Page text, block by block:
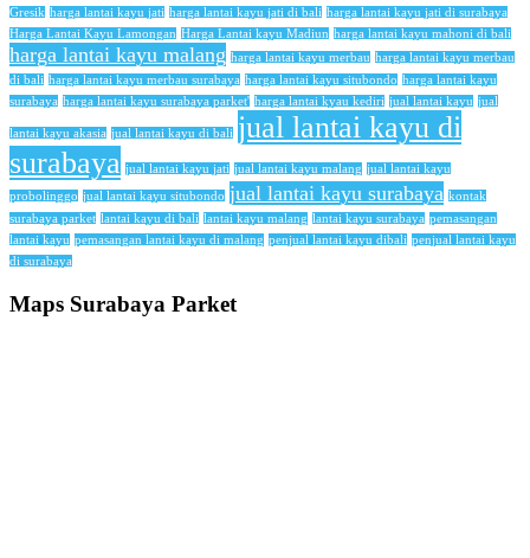
Gresik harga lantai kayu jati harga lantai kayu jati di bali harga lantai kayu jati di surabaya
Harga Lantai Kayu Lamongan Harga Lantai kayu Madiun harga lantai kayu mahoni di bali
harga lantai kayu malang harga lantai kayu merbau harga lantai kayu merbau
di bali harga lantai kayu merbau surabaya harga lantai kayu situbondo harga lantai kayu
surabaya harga lantai kayu surabaya parket' harga lantai kyau kediri jual lantai kayu jual
lantai kayu akasia jual lantai kayu di bali jual lantai kayu di
surabaya jual lantai kayu jati jual lantai kayu malang jual lantai kayu
probolinggo jual lantai kayu situbondo jual lantai kayu surabaya kontak
surabaya parket lantai kayu di bali lantai kayu malang lantai kayu surabaya pemasangan
lantai kayu pemasangan lantai kayu di malang penjual lantai kayu dibali penjual lantai kayu
di surabaya
Maps Surabaya Parket